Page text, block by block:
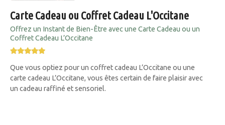
Carte Cadeau ou Coffret Cadeau L'Occitane
Offrez un Instant de Bien-Être avec une Carte Cadeau ou un
Coffret Cadeau L’Occitane
Que vous optiez pour un coffret cadeau L’Occitane ou une
carte cadeau L’Occitane, vous êtes certain de faire plaisir avec
un cadeau raffiné et sensoriel.